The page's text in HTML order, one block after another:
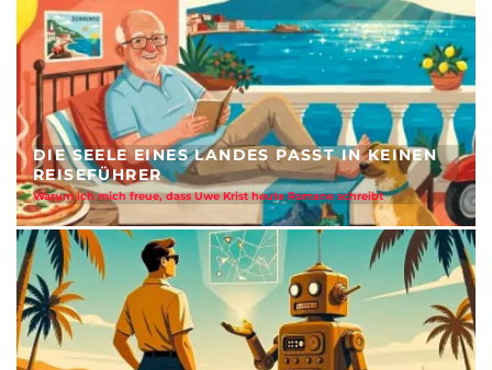
DIE SEELE EINES LANDES PASST IN KEINEN
REISEFÜHRER
Warum ich mich freue, dass Uwe Krist heute Romane schreibt